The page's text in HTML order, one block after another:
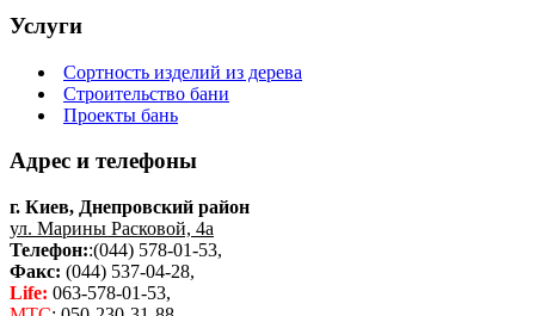
Услуги
Сортность изделий из дерева
Строительство бани
Проекты бань
Адрес и телефоны
г. Киев, Днепровский район
ул. Марины Расковой, 4а
Телефон::(044) 578-01-53,
Факс: (044) 537-04-28,
Life: 063-578-01-53,